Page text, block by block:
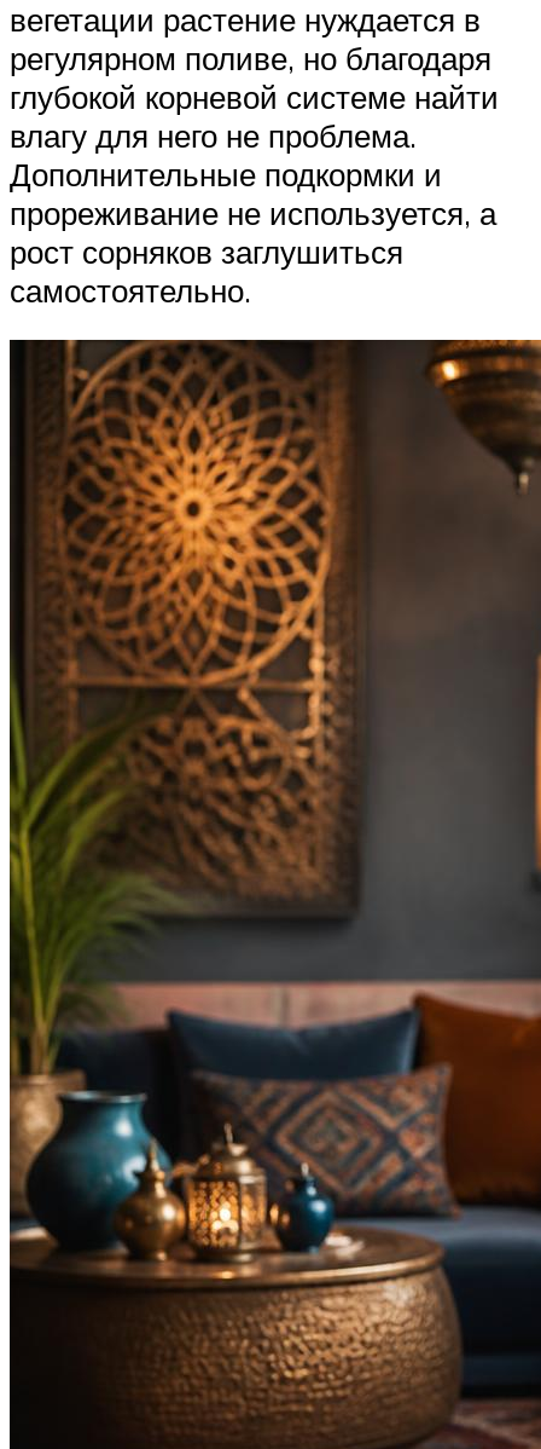
вегетации растение нуждается в
регулярном поливе, но благодаря
глубокой корневой системе найти
влагу для него не проблема.
Дополнительные подкормки и
прореживание не используется, а
рост сорняков заглушиться
самостоятельно.